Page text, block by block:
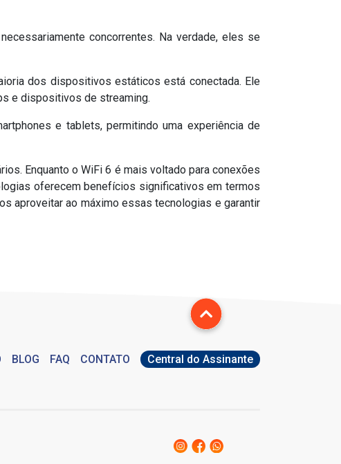
concorrentes. Na verdade, eles se
dos dispositivos estáticos está conectada. Ele
e dispositivos de streaming.
e tablets, permitindo uma experiência de
Enquanto o WiFi 6 é mais voltado para conexões
oferecem benefícios significativos em termos
aproveitar ao máximo essas tecnologias e garantir
BLOG FAQ CONTATO Central do Assinante